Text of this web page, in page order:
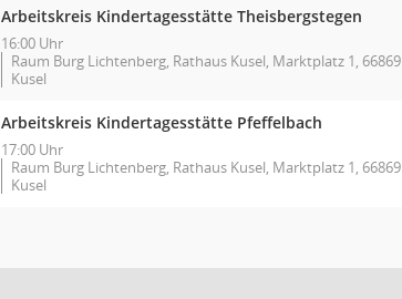
Arbeitskreis Kindertagesstätte Theisbergstegen
16:00 Uhr
Raum Burg Lichtenberg, Rathaus Kusel, Marktplatz 1, 66869
Kusel
Arbeitskreis Kindertagesstätte Pfeffelbach
17:00 Uhr
Raum Burg Lichtenberg, Rathaus Kusel, Marktplatz 1, 66869
Kusel